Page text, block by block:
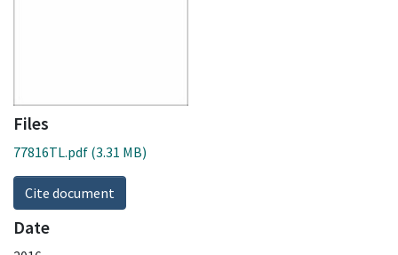
Files
77816TL.pdf (3.31 MB)
Cite document
Date